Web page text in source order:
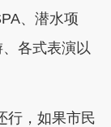
、潜水项
各式表演以
，如果市民